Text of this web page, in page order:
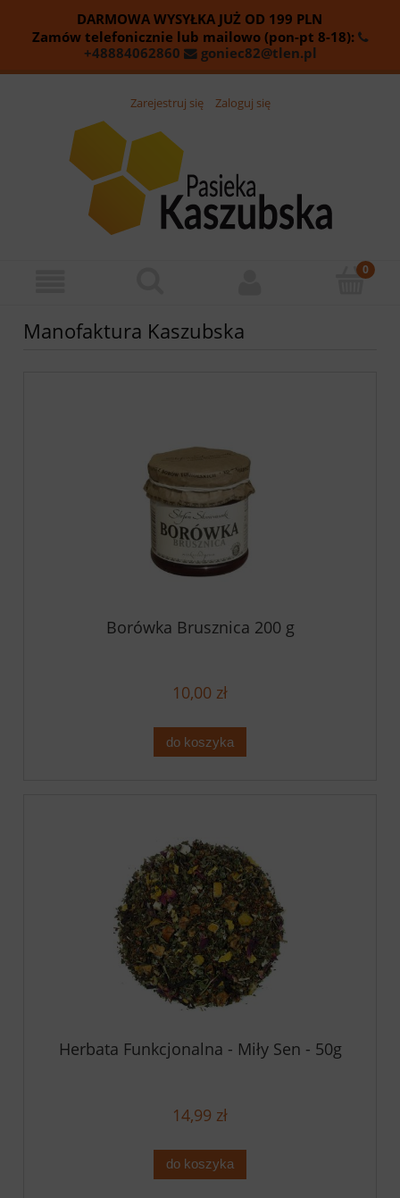
DARMOWA WYSYŁKA JUŻ OD 199 PLN
Zamów telefonicznie lub mailowo (pon-pt 8-18):
+48884062860
goniec82@tlen.pl
Zarejestruj się Zaloguj się
Manofaktura Kaszubska
Borówka Brusznica 200 g
10,00 zł
do koszyka
Herbata Funkcjonalna - Miły Sen - 50g
14,99 zł
do koszyka